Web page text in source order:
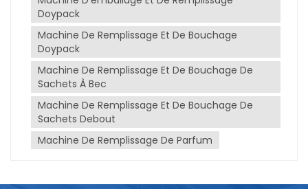
cosmétiques et la fabrication chimique.Les
avantages de l'utilisation machines de
conditionnement de liquides comprennent une
vitesse de production accrue, une réduction des
déchets de produits, une précision améliorée de la
quantité de produit et des résultats de remplissage
cohérents. Ces machines sont conçues pour
manipuler des contenants de différentes tailles et
formes, leur permettant de répondre à une variété
de besoins d’emballage.
Doypack
Machine De Remplissage Et De Bouchage
Doypack
Machine De Remplissage Et De Bouchage De
Sachets À Bec
Machine De Remplissage Et De Bouchage De
Sachets Debout
Machine De Remplissage De Parfum